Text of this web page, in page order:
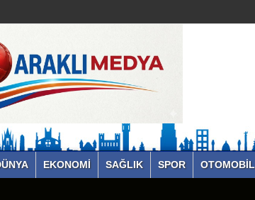
EKONOMİ SAĞLIK SPOR OTOMOBİL